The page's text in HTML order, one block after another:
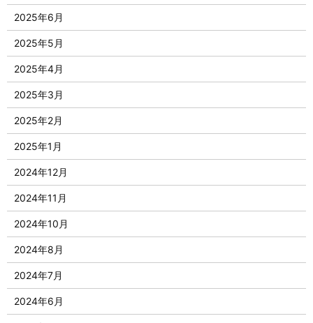
2025年6月
2025年5月
2025年4月
2025年3月
2025年2月
2025年1月
2024年12月
2024年11月
2024年10月
2024年8月
2024年7月
2024年6月